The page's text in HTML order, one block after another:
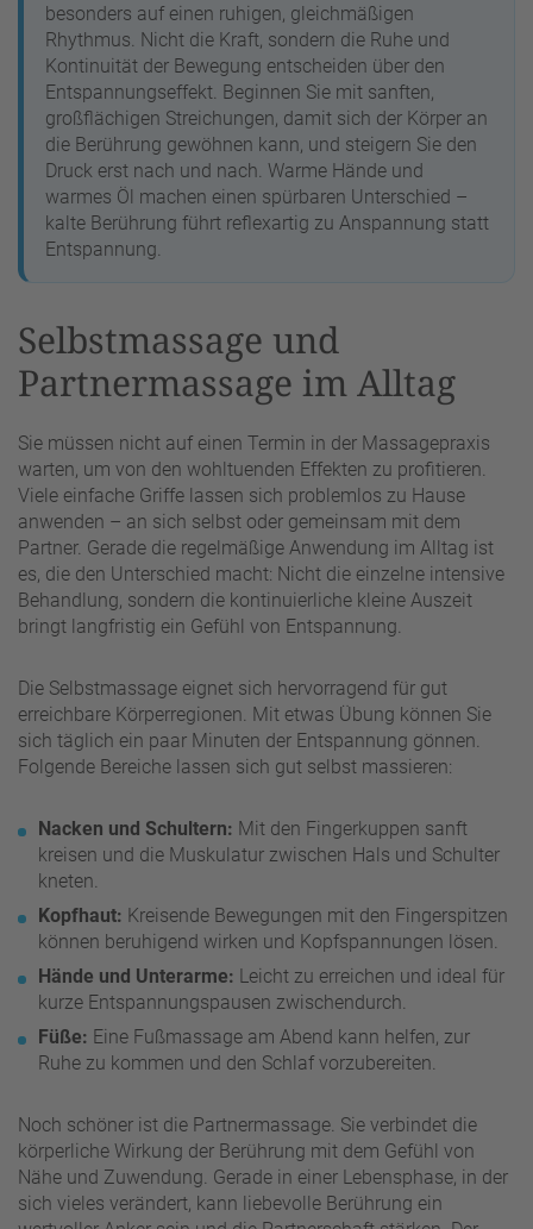
besonders auf einen ruhigen, gleichmäßigen
Rhythmus. Nicht die Kraft, sondern die Ruhe und
Kontinuität der Bewegung entscheiden über den
Entspannungseffekt. Beginnen Sie mit sanften,
großflächigen Streichungen, damit sich der Körper an
die Berührung gewöhnen kann, und steigern Sie den
Druck erst nach und nach. Warme Hände und
warmes Öl machen einen spürbaren Unterschied –
kalte Berührung führt reflexartig zu Anspannung statt
Entspannung.
Selbstmassage und
Partnermassage im Alltag
Sie müssen nicht auf einen Termin in der Massagepraxis
warten, um von den wohltuenden Effekten zu profitieren.
Viele einfache Griffe lassen sich problemlos zu Hause
anwenden – an sich selbst oder gemeinsam mit dem
Partner. Gerade die regelmäßige Anwendung im Alltag ist
es, die den Unterschied macht: Nicht die einzelne intensive
Behandlung, sondern die kontinuierliche kleine Auszeit
bringt langfristig ein Gefühl von Entspannung.
Die Selbstmassage eignet sich hervorragend für gut
erreichbare Körperregionen. Mit etwas Übung können Sie
sich täglich ein paar Minuten der Entspannung gönnen.
Folgende Bereiche lassen sich gut selbst massieren:
Nacken und Schultern: Mit den Fingerkuppen sanft
kreisen und die Muskulatur zwischen Hals und Schulter
kneten.
Kopfhaut: Kreisende Bewegungen mit den Fingerspitzen
können beruhigend wirken und Kopfspannungen lösen.
Hände und Unterarme: Leicht zu erreichen und ideal für
kurze Entspannungspausen zwischendurch.
Füße: Eine Fußmassage am Abend kann helfen, zur
Ruhe zu kommen und den Schlaf vorzubereiten.
Noch schöner ist die Partnermassage. Sie verbindet die
körperliche Wirkung der Berührung mit dem Gefühl von
Nähe und Zuwendung. Gerade in einer Lebensphase, in der
sich vieles verändert, kann liebevolle Berührung ein